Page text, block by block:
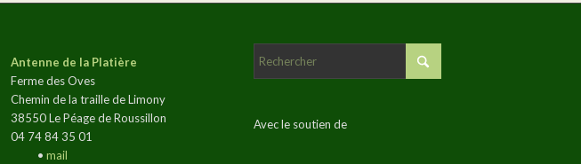
Antenne de la Platière
Ferme des Oves
Chemin de la traille de Limony
38550 Le Péage de Roussillon
04 74 84 35 01
• mail
Avec le soutien de